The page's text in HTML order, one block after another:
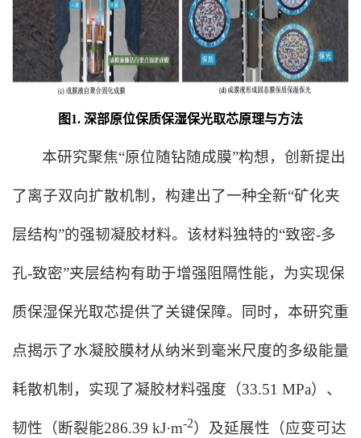
图1. 深部原位保质保湿保光取芯原理与方法
本研究聚焦“原位随钻随成膜”构想，创新提出
了离子双向扩散机制，构建出了一种全新“矿化夹
层结构”的强韧凝胶材料。该材料独特的“致密-多
孔-致密”夹层结构有助于增强阻隔性能，为实现保
质保湿保光取芯提供了关键保障。同时，本研究重
点揭示了水凝胶膜材从纳米到毫米尺度的多级能量
耗散机制，实现了凝胶材料强度（33.51 MPa）、
韧性（断裂能286.39 kJ·m-2）及延展性（应变可达